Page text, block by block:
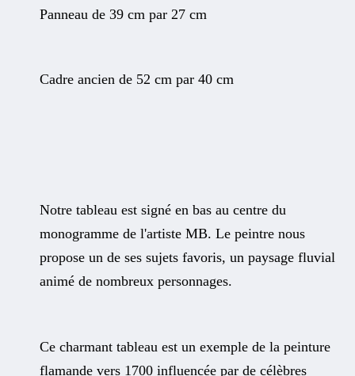
Panneau de 39 cm par 27 cm
Cadre ancien de 52 cm par 40 cm
Notre tableau est signé en bas au centre du
monogramme de l'artiste MB. Le peintre nous
propose un de ses sujets favoris, un paysage fluvial
animé de nombreux personnages.
Ce charmant tableau est un exemple de la peinture
flamande vers 1700 influencée par de célèbres